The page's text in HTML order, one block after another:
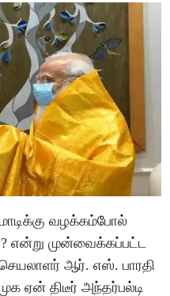
வழக்கம்போல்
என்று முன்வைக்கப்பட்ட
ஆர். எஸ். பாரதி
ஏன் திடீர் அந்தர்பல்டி